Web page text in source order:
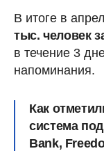
В итоге в
тыс. человек
в течение 3
напоминания.
Как
система
Bank,